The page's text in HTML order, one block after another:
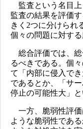
監査という名目上
監査の結果を評価
きく2つに分けられ
個々の問題に対する
総合評価では、総
るべきである。個
て「内部に侵入で
であるとか、「サ
停止の可能性大」
一方、脆弱性評価
ような脆弱性であ